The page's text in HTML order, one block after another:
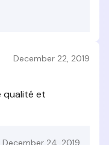
December 22, 2019
qualité et
December 24, 2019